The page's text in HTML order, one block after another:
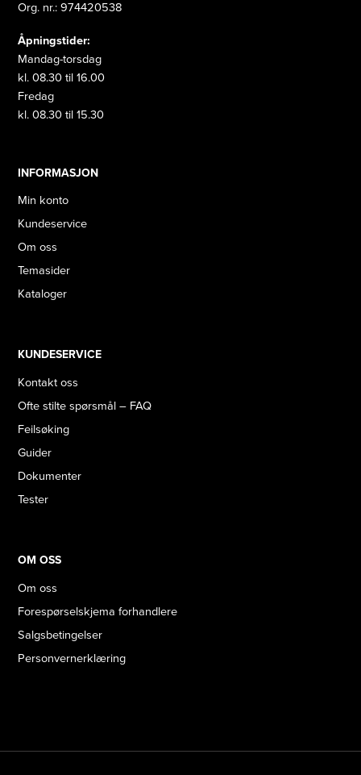
Org. nr.: 974420538
Åpningstider:
Mandag-torsdag
kl. 08.30 til 16.00
Fredag
kl. 08.30 til 15.30
INFORMASJON
Min konto
Kundeservice
Om oss
Temasider
Kataloger
KUNDESERVICE
Kontakt oss
Ofte stilte spørsmål – FAQ
Feilsøking
Guider
Dokumenter
Tester
OM OSS
Om oss
Forespørselskjema forhandlere
Salgsbetingelser
Personvernerklæring